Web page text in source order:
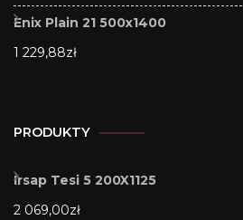
Enix Plain 21 500x1400
1 229,88zł
PRODUKTY
Irsap Tesi 5 200X1125
2 069,00zł